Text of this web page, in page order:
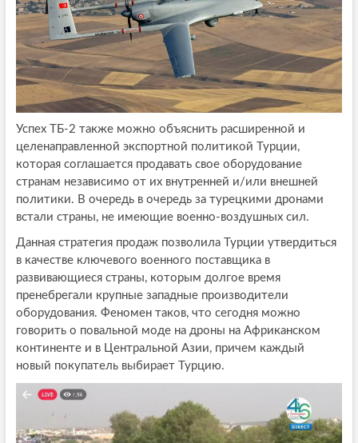
Успех ТБ-2 также можно объяснить расширенной и
целенаправленной экспортной политикой Турции,
которая соглашается продавать свое оборудование
странам независимо от их внутренней и/или внешней
политики. В очередь в очередь за турецкими дронами
встали страны, не имеющие военно-воздушных сил.
Данная стратегия продаж позволила Турции утвердиться
в качестве ключевого военного поставщика в
развивающиеся страны, которым долгое время
пренебрегали крупные западные производители
оборудования. Феномен таков, что сегодня можно
говорить о повальной моде на дроны на Африканском
континенте и в Центральной Азии, причем каждый
новый покупатель выбирает Турцию.